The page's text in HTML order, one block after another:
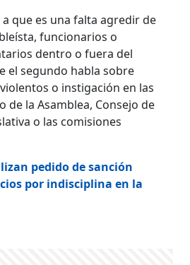
que es una falta agredir de
funcionarios o
dentro o fuera del
el segundo habla sobre
o instigación en las
de la Asamblea, Consejo de
o las comisiones
pedido de sanción
por indisciplina en la